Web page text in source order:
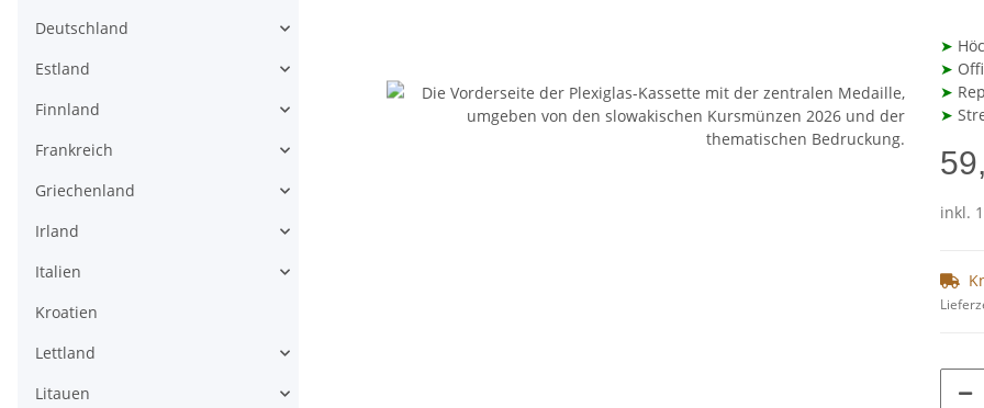
➤
➤
➤
➤
inkl.
Deutschland
Estland
Finnland
Frankreich
Griechenland
Irland
Italien
Kroatien
Lettland
Litauen